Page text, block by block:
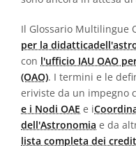
Il Glossario Multilingue
per la
con l'ufficio IAU OAO
(OAO). I termini e le
eriviste da un impegno
e i Nodi OAE e i
dell'Astronomia e da
lista completa dei